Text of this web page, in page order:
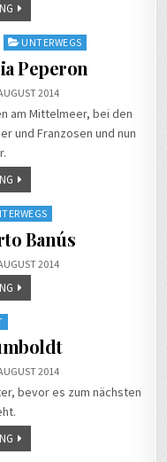
UNTERWEGS
Peperon
2014
am Mittelmeer, bei den
und Franzosen und nun
Banús
2014
2014
bevor es zum nächsten